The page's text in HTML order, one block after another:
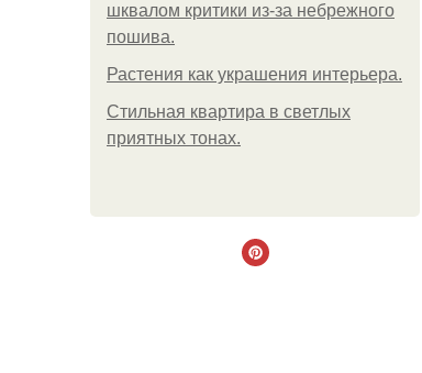
шквалом критики из-за небрежного
пошива.
Растения как украшения интерьера.
Стильная квартира в светлых
приятных тонах.